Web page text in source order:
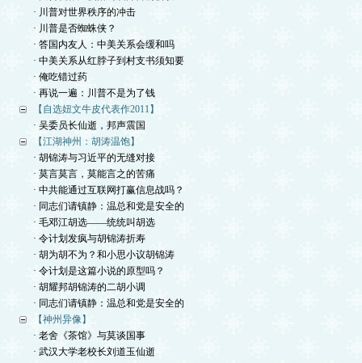
· 川普对世界秩序的冲击
· 川普是否蜘蛛侠？
· 答国内友人：中美关系会缓和吗
· 中美关系从红脖子到村支书须知要
· 俺吃错过药
· 再说一遍：川普不是为了钱
【自选妞文牛皮代表作2011】
· 吴委员长仙逝，邦声震国
【江湖神州：胡涛温饱】
· 胡锦涛与习近平的无缝对接
· 莫言莫言，莫能言之的苦痛
· 中共能通过互联网打赢信息战吗？
· 同志们请镇静：温总和党是安全的
· 毛邓江胡选——统统叫胡选
· 令计划发疯与胡锦涛折寿
· 胡为胡不为？和小思小议胡锦涛
· 令计划是这篇小说的原型吗？
· 胡耀邦胡锦涛的二胡小调
· 同志们请镇静：温总和党是安全的
【神州异像】
· 老舍《茶馆》与莫谈国事
· 武汉大学老校长刘道玉仙逝